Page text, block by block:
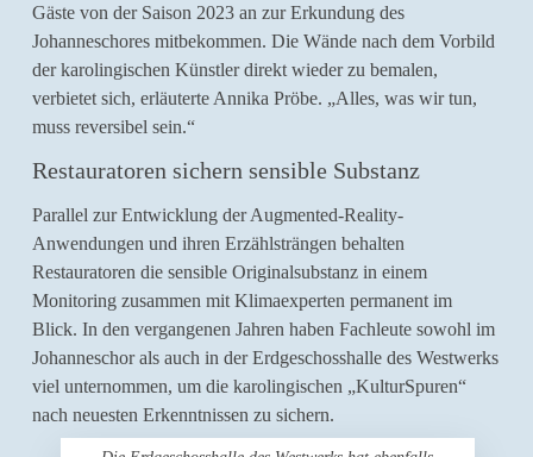
Gäste von der Saison 2023 an zur Erkundung des
Johanneschores mitbekommen. Die Wände nach dem Vorbild
der karolingischen Künstler direkt wieder zu bemalen,
verbietet sich, erläuterte Annika Pröbe. „Alles, was wir tun,
muss reversibel sein.“
Restauratoren sichern sensible Substanz
Parallel zur Entwicklung der Augmented-Reality-
Anwendungen und ihren Erzählsträngen behalten
Restauratoren die sensible Originalsubstanz in einem
Monitoring zusammen mit Klimaexperten permanent im
Blick. In den vergangenen Jahren haben Fachleute sowohl im
Johanneschor als auch in der Erdgeschosshalle des Westwerks
viel unternommen, um die karolingischen „KulturSpuren“
nach neuesten Erkenntnissen zu sichern.